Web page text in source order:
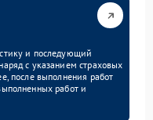
и последующий
с указанием страховых
после выполнения работ
работ и